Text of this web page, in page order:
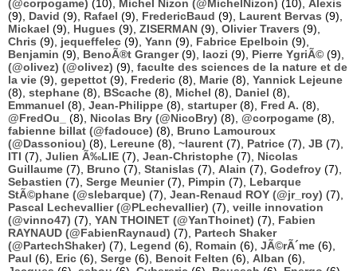
(@corpogame) (10), Michel Nizon (@MichelNizon) (10), Alexis
(9), David (9), Rafael (9), FredericBaud (9), Laurent Bervas (9),
Mickael (9), Hugues (9), ZISERMAN (9), Olivier Travers (9),
Chris (9), jequeffelec (9), Yann (9), Fabrice Epelboin (9),
Benjamin (9), BenoÃ®t Granger(9), laozi (9), Pierre YgriÃ© (9),
(@olivez) (@olivez) (9), faculte des sciences de la nature et de
la vie (9), gepettot (9), Frederic (8), Marie (8), Yannick Lejeune
(8), stephane (8), BScache (8), Michel (8), Daniel (8),
Emmanuel (8), Jean-Philippe (8), startuper(8), Fred A. (8),
@FredOu_
(8), Nicolas Bry (@NicoBry) (8), @corpogame (8),
fabienne billat (@fadouce) (8), Bruno Lamouroux
(@Dassoniou) (8), Lereune (8), ~laurent (7), Patrice (7), JB (7),
ITI (7), Julien Ã‰LIE (7), Jean-Christophe (7), Nicolas
Guillaume (7), Bruno (7), Stanislas (7), Alain (7), Godefroy (7),
Sebastien (7), Serge Meunier(7), Pimpin (7), Lebarque
StÃ©phane (@slebarque) (7), Jean-Renaud ROY (@jr_roy) (7),
Pascal Lechevallier (@PLechevallier) (7), veille innovation
(@vinno47) (7), YAN THOINET (@YanThoinet) (7), Fabien
RAYNAUD (@FabienRaynaud) (7), Partech Shaker
(@PartechShaker) (7), Legend (6), Romain (6), JÃ©rÃ´me (6),
Paul (6), Eric (6), Serge (6), Benoit Felten (6), Alban (6),